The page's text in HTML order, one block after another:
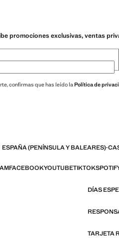
promociones exclusivas, ventas
confirmas que has leído laPolítica de
ESPAÑA (PENÍNSULA Y BALEARES)·
FACEBOOKYOUTUBETIKTOK
DÍAS
TARJETA